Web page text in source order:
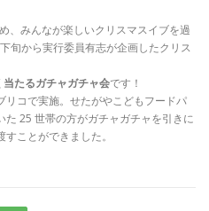
、みんなが楽しいクリスマスイブを過
旬から実行委員有志が企画したクリス
たるガチャガチャ会です！
コで実施。せたがやこどもフードパ
25 世帯の方がガチャガチャを引きに
ことができました。